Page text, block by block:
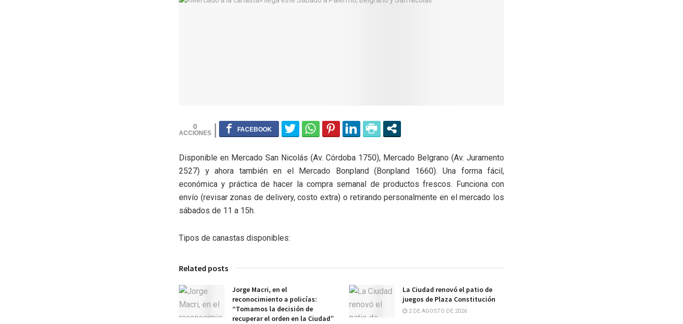
0
Disponible en Mercado San Nicolás (Av. Córdoba 1750), Mercado Belgrano (Av. Juramento
2527) y ahora también en el Mercado Bonpland (Bonpland 1660). Una forma fácil,
económica y práctica de hacer la compra semanal de productos frescos. Funciona con
envío (revisar zonas de delivery, costo extra) o retirando personalmente en el mercado los
sábados de 11 a 15h.
Tipos de canastas disponibles:
Related posts
Jorge Macri, en el
reconocimiento a policías:
“Tomamos la decisión de
recuperar el orden en la Ciudad”
La Ciudad renovó el patio de
juegos de Plaza Constitución
2 DE AGOSTO DE 2026